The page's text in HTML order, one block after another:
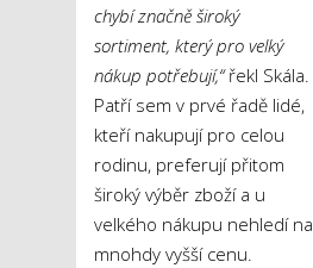
chybí značně široký
sortiment, který pro velký
nákup potřebují,“řekl Skála.
Patří sem v prvé řadě lidé,
kteří nakupují pro celou
rodinu, preferují přitom
široký výběr zboží a u
velkého nákupu nehledí na
mnohdy vyšší cenu.